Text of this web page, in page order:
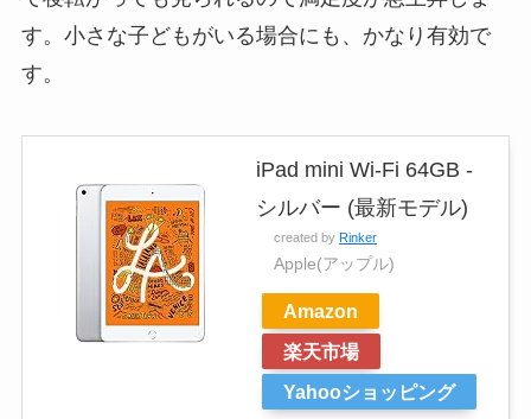
す。小さな子どもがいる場合にも、かなり有効で
す。
iPad mini Wi-Fi 64GB -
シルバー (最新モデル)
created by Rinker
Apple(アップル)
Amazon
楽天市場
Yahooショッピング